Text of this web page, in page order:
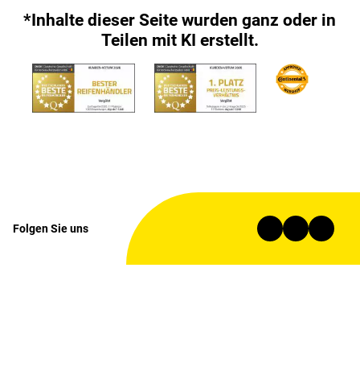
*Inhalte dieser Seite wurden ganz oder in
Teilen mit KI erstellt.
Folgen Sie uns